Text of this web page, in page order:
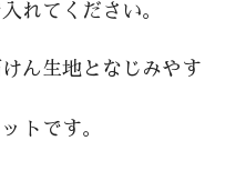
れてください。
ん生地となじみやす
トです。